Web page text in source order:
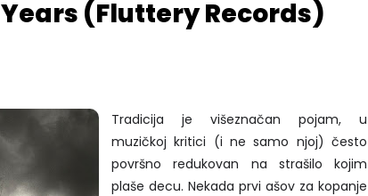
(Fluttery Records)
Tradicija je višeznačan pojam, u
muzičkoj kritici (i ne samo njoj) često
površno redukovan na strašilo kojim
plaše decu. Nekada prvi ašov za kopanje